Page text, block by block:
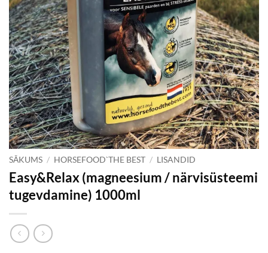
SĀKUMS / HORSEFOOD`THE BEST / LISANDID
Easy&Relax (magneesium / närvisüsteemi
tugevdamine) 1000ml